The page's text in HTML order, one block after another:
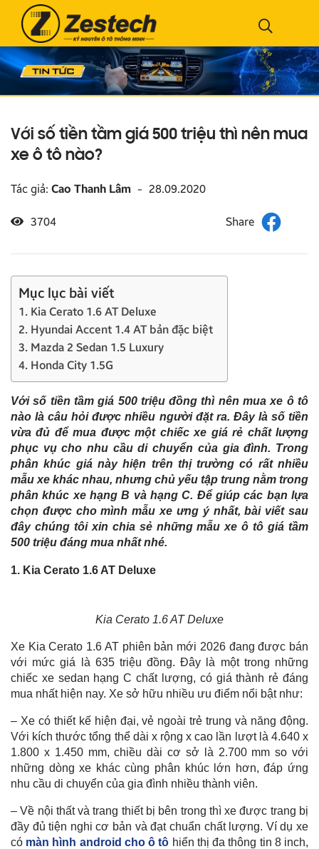
Với số tiền tầm giá 500 triệu thì nên mua
xe ô tô nào?
Tác giả: Cao Thanh Lâm - 28.09.2020
3704
Mục lục bài viết
1. Kia Cerato 1.6 AT Deluxe
2. Hyundai Accent 1.4 AT bản đặc biệt
3. Mazda 2 Sedan 1.5 Luxury
4. Honda City 1.5G
Với số tiền tầm giá 500 triệu đồng thì nên mua xe ô tô
nào là câu hỏi được nhiều người đặt ra. Đây là số tiền
vừa đủ để mua được một chiếc xe giá rẻ chất lượng
phục vụ cho nhu cầu di chuyển của gia đình. Trong
phân khúc giá này hiện trên thị trường có rất nhiều
mẫu xe khác nhau, nhưng chủ yếu tập trung nằm trong
phân khúc xe hạng B và hạng C. Để giúp các bạn lựa
chọn được cho mình mẫu xe ưng ý nhất, bài viết sau
đây chúng tôi xin chia sẻ những mẫu xe ô tô giá tầm
500 triệu đáng mua nhất nhé.
1. Kia Cerato 1.6 AT Deluxe
Kia Cerato 1.6 AT Deluxe
Xe Kia Cerato 1.6 AT phiên bản mới 2026 đang được bán
với mức giá là 635 triệu đồng. Đây là một trong những
chiếc xe sedan hạng C chất lượng, có giá thành rẻ đáng
mua nhất hiện nay. Xe sở hữu nhiều ưu điểm nổi bật như:
– Xe có thiết kế hiện đại, vẻ ngoài trẻ trung và năng động.
Với kích thước tổng thể dài x rộng x cao lần lượt là 4.640 x
1.800 x 1.450 mm, chiều dài cơ sở là 2.700 mm so với
những dòng xe khác cùng phân khúc lớn hơn, đáp ứng
nhu cầu di chuyển của gia đình nhiều thành viên.
– Về nội thất và trang thiết bị bên trong thì xe được trang bị
đầy đủ tiện nghi cơ bản và đạt chuẩn chất lượng. Ví dụ xe
có màn hình android cho ô tô hiển thị đa thông tin 8 inch,